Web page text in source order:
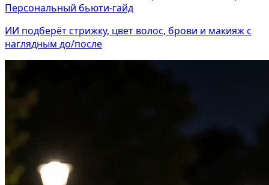
Персональный бьюти-гайд
ИИ подберёт стрижку, цвет волос, брови и макияж с
наглядным до/после